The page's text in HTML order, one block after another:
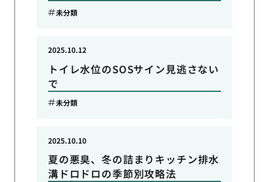
未分類
トイレ水位のSOSサイン見逃さない
で
2025.10.12
未分類
夏の悪臭、冬の詰まりキッチン排水
溝ドロドロの季節別攻略法
2025.10.10